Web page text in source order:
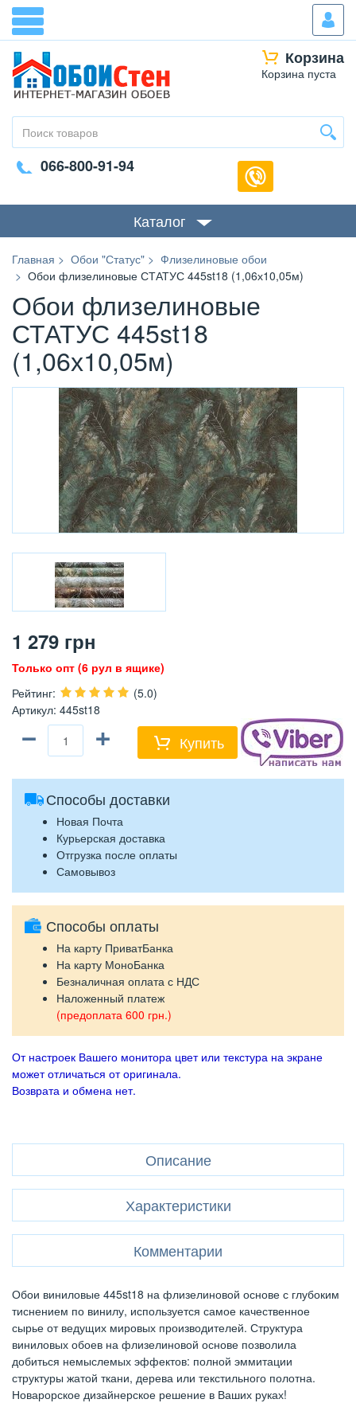
Корзина
Корзина пуста
066-800-91-94
Каталог
Главная Обои "Статус"
Флизелиновые обои
Обои флизелиновые СТАТУС 445st18 (1,06х10,05м)
Обои флизелиновые
СТАТУС 445st18
(1,06х10,05м)
1 279 грн
Только опт (6 рул в ящике)
Рейтинг:
(5.0)
Артикул: 445st18
− + Купить
Способы доставки
Новая Почта
Курьерская доставка
Отгрузка после оплаты
Самовывоз
Способы оплаты
На карту ПриватБанка
На карту МоноБанка
Безналичная оплата с НДС
Наложенный платеж
(предоплата 600 грн.)
От настроек Вашего монитора цвет или текстура на экране
может отличаться от оригинала.
Возврата и обмена нет.
Описание
Характеристики
Комментарии
Обои виниловые 445st18 на флизелиновой основе с глубоким
тиснением по винилу, используется самое качественное
сырье от ведущих мировых производителей. Структура
виниловых обоев на флизелиновой основе позволила
добиться немыслемых эффектов: полной эммитации
структуры жатой ткани, дерева или текстильного полотна.
Новарорское дизайнерское решение в Ваших руках!